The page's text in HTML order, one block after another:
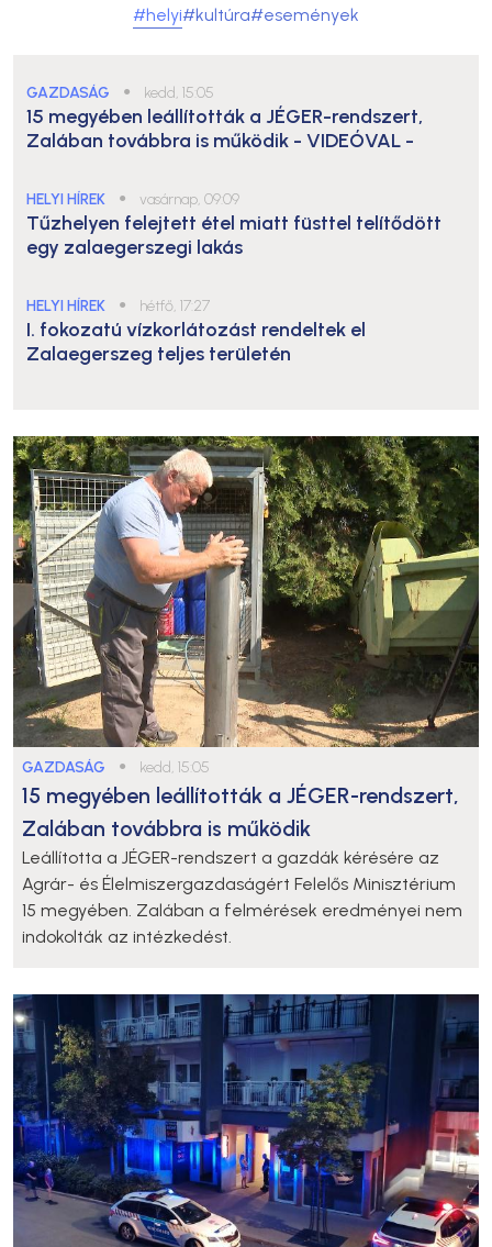
#helyi#kultúra#események
GAZDASÁG ● kedd, 15:05
15 megyében leállították a JÉGER-rendszert,
Zalában továbbra is működik - VIDEÓVAL -
HELYI HÍREK ● vasárnap, 09:09
Tűzhelyen felejtett étel miatt füsttel telítődött
egy zalaegerszegi lakás
HELYI HÍREK ● hétfő, 17:27
I. fokozatú vízkorlátozást rendeltek el
Zalaegerszeg teljes területén
GAZDASÁG ● kedd, 15:05
15 megyében leállították a JÉGER-rendszert,
Zalában továbbra is működik
Leállította a JÉGER-rendszert a gazdák kérésére az
Agrár- és Élelmiszergazdaságért Felelős Minisztérium
15 megyében. Zalában a felmérések eredményei nem
indokolták az intézkedést.